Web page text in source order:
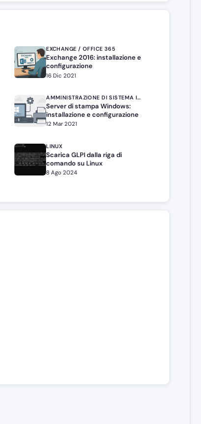
EXCHANGE / OFFICE 365
Exchange 2016: installazione e
configurazione
16 Dic 2021
AMMINISTRAZIONE DI SISTEMA IN WINDOWS SERVER
Server di stampa Windows:
installazione e configurazione
12 Mar 2021
LINUX
Scarica GLPI dalla riga di
comando su Linux
8 Ago 2024